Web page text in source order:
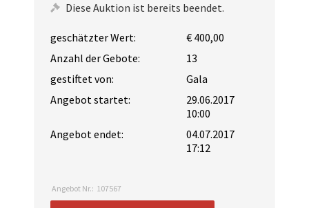
Diese Auktion ist bereits beendet.
geschätzter Wert:
€ 400,00
Anzahl der Gebote:
13
gestiftet von:
Gala
Angebot startet:
29.06.2017
10:00
Angebot endet:
04.07.2017
17:12
Angebot Nr.: 107567